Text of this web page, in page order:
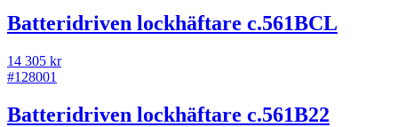
Batteridriven lockhäftare c.561BCL
14 305 kr
#128001
Batteridriven lockhäftare c.561B22